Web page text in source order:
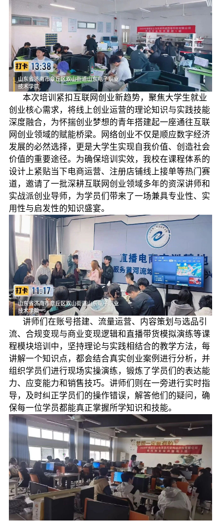
本次培训紧扣互联网创业新趋势，聚焦大学生就业
创业核心需求，将线上创业运营的理论知识与实践技能
深度融合，为怀揣创业梦想的青年搭建起一座通往互联
网创业领域的赋能桥梁。网络创业不仅是顺应数字经济
发展的必然选择，更是大学生实现自我价值、创造社会
价值的重要途径。为确保培训实效，我校在课程体系的
设计上紧贴当下电商运营、注册店铺线上接单等热门赛
道，邀请了一批深耕互联网创业领域多年的资深讲师和
实战派创业导师，为学员们带来了一场兼具专业性、实
用性与启发性的知识盛宴。
讲师们在账号搭建、流量运营、内容策划与选品引
流、合规变现与商业变现逻辑和直播带货模拟演练等课
程模块培训中，坚持理论与实践相结合的教学方法，每
讲解一个知识点，都会结合真实创业案例进行分析，并
组织学员们进行现场实操演练，锻炼了学员们的表达能
力、应变能力和销售技巧。讲师们则在一旁进行实时指
导，及时纠正学员们的操作错误，解答他们的疑问，确
保每一位学员都能真正掌握所学知识和技能。